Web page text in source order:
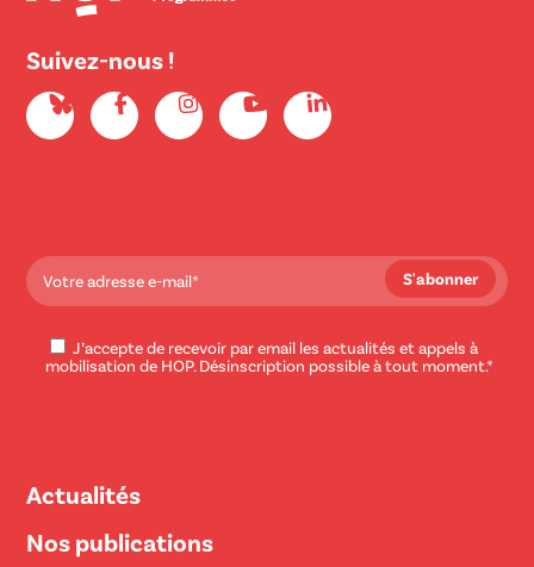
Suivez-nous !
J’accepte de recevoir par email les actualités et appels à
mobilisation de HOP. Désinscription possible à tout moment.*
Actualités
Nos publications